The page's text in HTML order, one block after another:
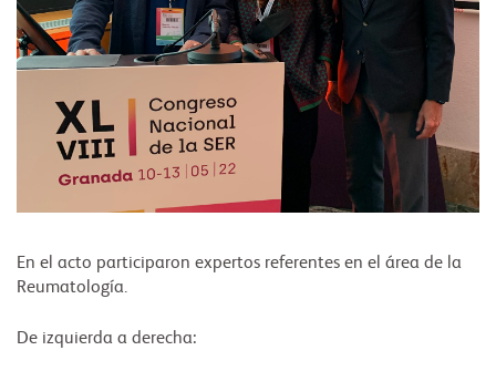
En el acto participaron expertos referentes en el área de la
Reumatología.
De izquierda a derecha: